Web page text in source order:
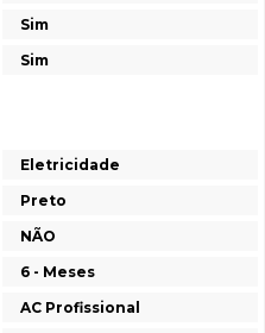
Sim
Sim
Eletricidade
Preto
NÃO
6 - Meses
AC Profissional